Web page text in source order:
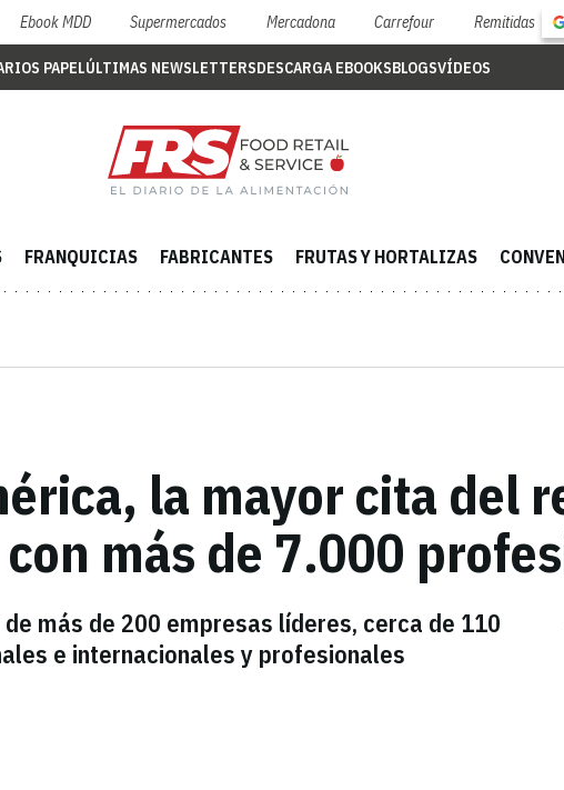
Ebook MDD Supermercados Mercadona Carrefour Remitidas
PAPELÚLTIMAS NEWSLETTERSDESCARGA EBOOKSBLOGSVÍDEOS
FRANQUICIAS FABRICANTES FRUTAS Y HORTALIZAS
la mayor cita del
más de 7.000
más de 200 empresas líderes, cerca de 110
e internacionales y profesionales